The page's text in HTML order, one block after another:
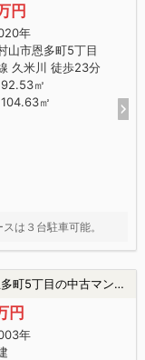
円
年
山市恩多町5丁目
久米川 徒歩23分
92.53㎡
104.63㎡
は３台駐車可能。
丁目の中古マンション
円
年